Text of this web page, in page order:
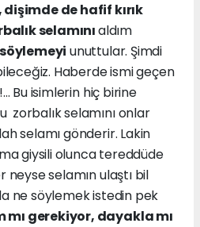
de hafif kırık
selamınıaldım
unuttular. Şimdi
Haberde ismi geçen
Bu isimlerin hiç birine
zorbalık selamını onlar
selamı gönderir. Lakin
giysili olunca tereddüde
selamın ulaştı bil
ne söylemek istedin pek
mı gerekiyor, dayakla mı